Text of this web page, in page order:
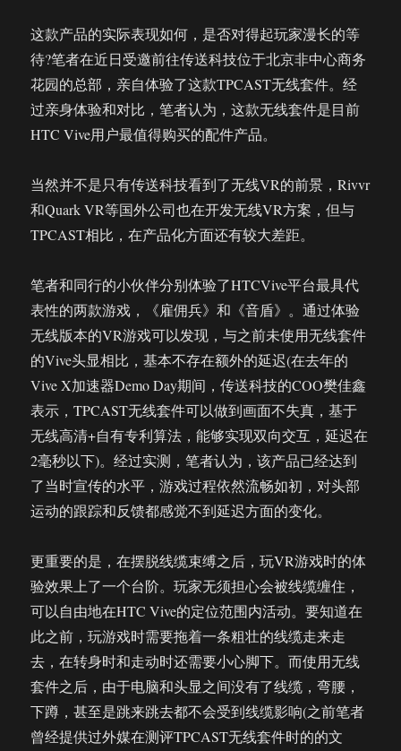
这款产品的实际表现如何，是否对得起玩家漫长的等
待?笔者在近日受邀前往传送科技位于北京非中心商务
花园的总部，亲自体验了这款TPCAST无线套件。经
过亲身体验和对比，笔者认为，这款无线套件是目前
HTC Vive用户最值得购买的配件产品。
当然并不是只有传送科技看到了无线VR的前景，Rivvr
和Quark VR等国外公司也在开发无线VR方案，但与
TPCAST相比，在产品化方面还有较大差距。
笔者和同行的小伙伴分别体验了HTCVive平台最具代
表性的两款游戏，《雇佣兵》和《音盾》。通过体验
无线版本的VR游戏可以发现，与之前未使用无线套件
的Vive头显相比，基本不存在额外的延迟(在去年的
Vive X加速器Demo Day期间，传送科技的COO樊佳鑫
表示，TPCAST无线套件可以做到画面不失真，基于
无线高清+自有专利算法，能够实现双向交互，延迟在
2毫秒以下)。经过实测，笔者认为，该产品已经达到
了当时宣传的水平，游戏过程依然流畅如初，对头部
运动的跟踪和反馈都感觉不到延迟方面的变化。
更重要的是，在摆脱线缆束缚之后，玩VR游戏时的体
验效果上了一个台阶。玩家无须担心会被线缆缠住，
可以自由地在HTC Vive的定位范围内活动。要知道在
此之前，玩游戏时需要拖着一条粗壮的线缆走来走
去，在转身时和走动时还需要小心脚下。而使用无线
套件之后，由于电脑和头显之间没有了线缆，弯腰，
下蹲，甚至是跳来跳去都不会受到线缆影响(之前笔者
曾经提供过外媒在测评TPCAST无线套件时的的文